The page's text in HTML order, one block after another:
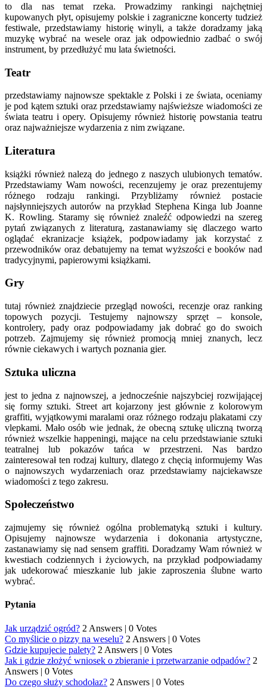
to dla nas temat rzeka. Prowadzimy rankingi najchętniej
kupowanych płyt, opisujemy polskie i zagraniczne koncerty tudzież
festiwale, przedstawiamy historię winyli, a także doradzamy jaką
muzykę wybrać na wesele oraz jak odpowiednio zadbać o swój
instrument, by przedłużyć mu lata świetności.
Teatr
przedstawiamy najnowsze spektakle z Polski i ze świata, oceniamy
je pod kątem sztuki oraz przedstawiamy najświeższe wiadomości ze
świata teatru i opery. Opisujemy również historię powstania teatru
oraz najważniejsze wydarzenia z nim związane.
Literatura
książki również nalezą do jednego z naszych ulubionych tematów.
Przedstawiamy Wam nowości, recenzujemy je oraz prezentujemy
różnego rodzaju rankingi. Przybliżamy również postacie
najsłynniejszych autorów na przykład Stephena Kinga lub Joanne
K. Rowling. Staramy się również znaleźć odpowiedzi na szereg
pytań związanych z literaturą, zastanawiamy się dlaczego warto
oglądać ekranizacje książek, podpowiadamy jak korzystać z
przewodników oraz debatujemy na temat wyższości e booków nad
tradycyjnymi, papierowymi książkami.
Gry
tutaj również znajdziecie przegląd nowości, recenzje oraz ranking
topowych pozycji. Testujemy najnowszy sprzęt – konsole,
kontrolery, pady oraz podpowiadamy jak dobrać go do swoich
potrzeb. Zajmujemy się również promocją mniej znanych, lecz
równie ciekawych i wartych poznania gier.
Sztuka uliczna
jest to jedna z najnowszej, a jednocześnie najszybciej rozwijającej
się formy sztuki. Street art kojarzony jest głównie z kolorowym
graffiti, wyjątkowymi maralami oraz różnego rodzaju plakatami czy
vlepkami. Mało osób wie jednak, że obecną sztukę uliczną tworzą
również wszelkie happeningi, mające na celu przedstawianie sztuki
teatralnej lub pokazów tańca w przestrzeni. Nas bardzo
zainteresował ten rodzaj kultury, dlatego z chęcią informujemy Was
o najnowszych wydarzeniach oraz przedstawiamy najciekawsze
wiadomości z tego zakresu.
Społeczeństwo
zajmujemy się również ogólna problematyką sztuki i kultury.
Opisujemy najnowsze wydarzenia i dokonania artystyczne,
zastanawiamy się nad sensem graffiti. Doradzamy Wam również w
kwestiach codziennych i życiowych, na przykład podpowiadamy
jak udekorować mieszkanie lub jakie zaproszenia ślubne warto
wybrać.
Pytania
Jak urządzić ogród? 2 Answers | 0 Votes
Co myślicie o pizzy na weselu? 2 Answers | 0 Votes
Gdzie kupujecie palety? 2 Answers | 0 Votes
Jak i gdzie złożyć wniosek o zbieranie i przetwarzanie odpadów? 2
Answers | 0 Votes
Do czego służy schodołaz? 2 Answers | 0 Votes